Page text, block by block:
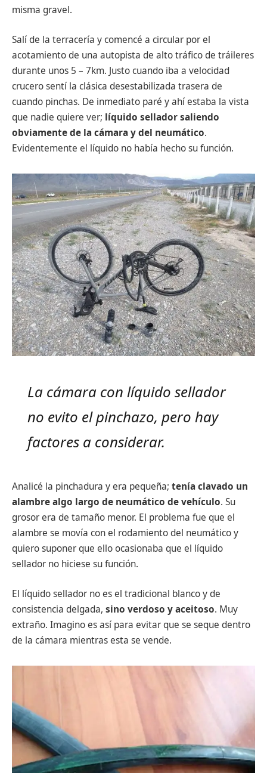
misma gravel.
Salí de la terracería y comencé a circular por el
acotamiento de una autopista de alto tráfico de tráileres
durante unos 5 – 7km. Justo cuando iba a velocidad
crucero sentí la clásica desestabilizada trasera de
cuando pinchas. De inmediato paré y ahí estaba la vista
que nadie quiere ver; líquido sellador saliendo
obviamente de la cámara y del neumático.
Evidentemente el líquido no había hecho su función.
La cámara con líquido sellador
no evito el pinchazo, pero hay
factores a considerar.
Analicé la pinchadura y era pequeña; tenía clavado un
alambre algo largo de neumático de vehículo. Su
grosor era de tamaño menor. El problema fue que el
alambre se movía con el rodamiento del neumático y
quiero suponer que ello ocasionaba que el líquido
sellador no hiciese su función.
El líquido sellador no es el tradicional blanco y de
consistencia delgada, sino verdoso y aceitoso. Muy
extraño. Imagino es así para evitar que se seque dentro
de la cámara mientras esta se vende.